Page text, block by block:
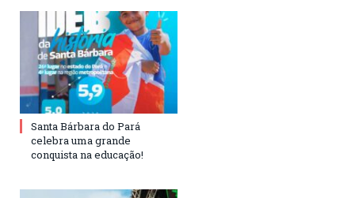
Santa Bárbara do Pará
celebra uma grande
conquista na educação!